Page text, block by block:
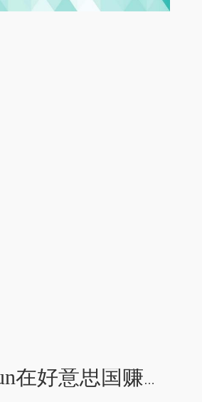
开云kaiyun在好意思国赚得盆满钵满-外围足球软件APP